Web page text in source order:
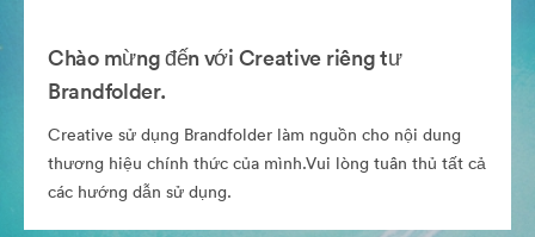
Chào mừng đến với Creative riêng tư
Brandfolder.
Creative sử dụng Brandfolder làm nguồn cho nội dung
thương hiệu chính thức của mình.Vui lòng tuân thủ tất cả
các hướng dẫn sử dụng.